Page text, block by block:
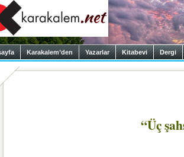
Karakalem’den Yazarlar Kitabevi Dergi
“Üç